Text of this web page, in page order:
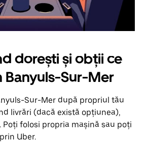
dorești și obții ce
Banyuls-Sur-Mer
Sur-Mer după propriul tău
livrări (dacă există opțiunea),
Poți folosi propria mașină sau poți
Uber.